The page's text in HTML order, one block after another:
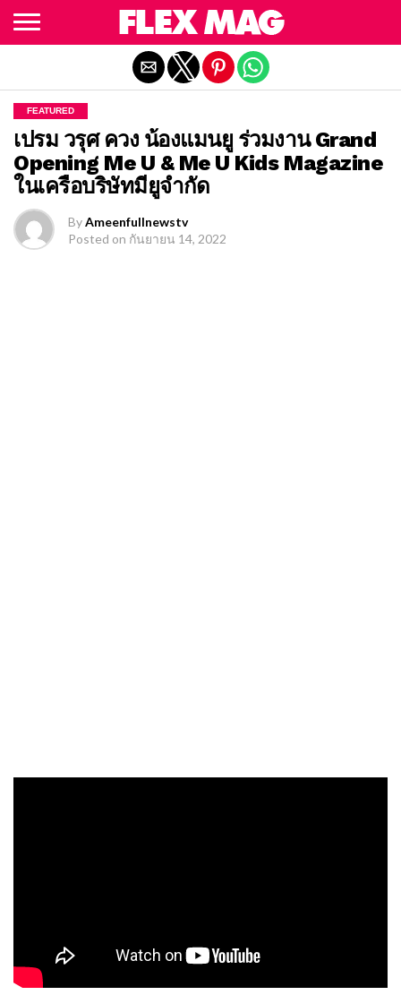
FEATURED
เปรม วรุศ ควง น้องแมนยู ร่วมงาน Grand
Opening Me U & Me U Kids Magazine
ในเครือบริษัทมียูจำกัด
ByAmeenfullnewstv
Posted on กันยายน 14, 2022
Exit mobile version